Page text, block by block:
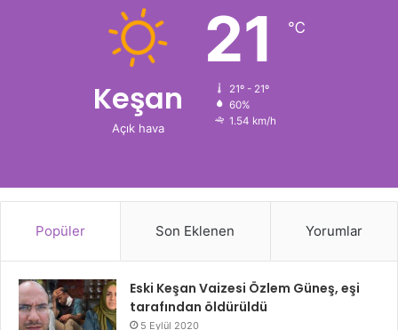
Keşan
Açık hava
21 ℃
21º - 21º
60%
1.54 km/h
Popüler Son Eklenen Yorumlar
Eski Keşan Vaizesi Özlem Güneş, eşi
tarafından öldürüldü
5 Eylül 2020